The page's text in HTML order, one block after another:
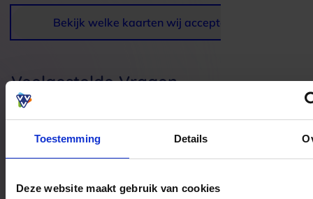
Toestemming Details
Deze website maakt gebruik van cookies
Bekijk welke kaarten wij accepteren
Veelgestelde Vragen
Hoelang blijft mijn saldo geldig?